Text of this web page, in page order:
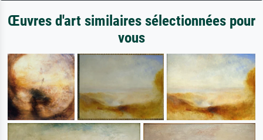
Œuvres d'art similaires sélectionnées pour
vous